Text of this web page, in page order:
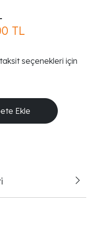
TL
seçenekleri için